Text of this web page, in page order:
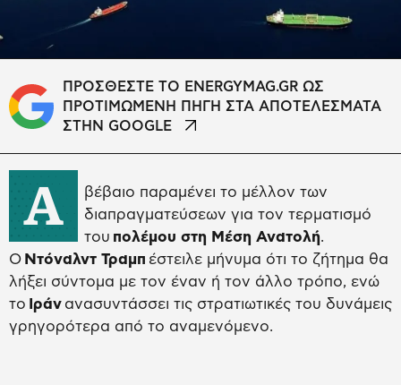
ΠΡΟΣΘΕΣΤΕ ΤΟ ENERGYMAG.GR ΩΣ
ΠΡΟΤΙΜΩΜΕΝΗ ΠΗΓΗ ΣΤΑ ΑΠΟΤΕΛΕΣΜΑΤΑ
ΣΤΗΝ GOOGLE
Α
βέβαιο παραμένει το μέλλον των
διαπραγματεύσεων για τον τερματισμό
του πολέμου στη Μέση Ανατολή.
Ο Ντόναλντ Τραμπ έστειλε μήνυμα ότι το ζήτημα θα
λήξει σύντομα με τον έναν ή τον άλλο τρόπο, ενώ
το Ιράν ανασυντάσσει τις στρατιωτικές του δυνάμεις
γρηγορότερα από το αναμενόμενο.